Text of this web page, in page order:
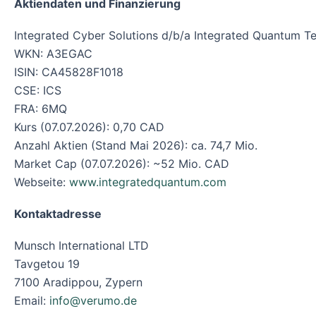
Aktiendaten und Finanzierung
Integrated Cyber Solutions d/b/a Integrated Quantum
WKN: A3EGAC
ISIN: CA45828F1018
CSE: ICS
FRA: 6MQ
Kurs (07.07.2026): 0,70 CAD
Anzahl Aktien (Stand Mai 2026): ca. 74,7 Mio.
Market Cap (07.07.2026): ~52 Mio. CAD
Webseite: www.integratedquantum.com
Kontaktadresse
Munsch International LTD
Tavgetou 19
7100 Aradippou, Zypern
Email: info@verumo.de